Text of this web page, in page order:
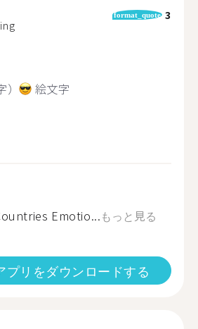
format_quote 3
） 絵文字
Emotio...もっと見る
プリをダウンロードする